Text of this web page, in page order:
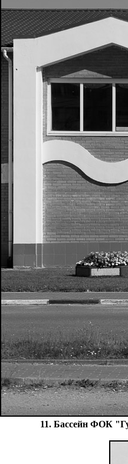
11. Бассейн ФОК